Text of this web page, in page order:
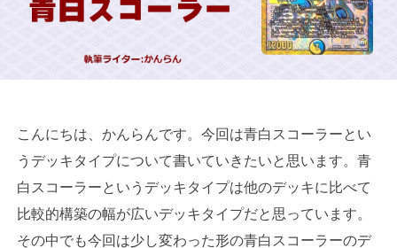
こんにちは、かんらんです。今回は青白スコーラーとい
うデッキタイプについて書いていきたいと思います。青
白スコーラーというデッキタイプは他のデッキに比べて
比較的構築の幅が広いデッキタイプだと思っています。
その中でも今回は少し変わった形の青白スコーラーのデ